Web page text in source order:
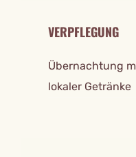
VERPFLEGUNG
Übernachtung
lokaler Getränke